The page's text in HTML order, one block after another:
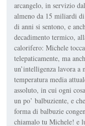
arcangelo, in servizio
almeno da 15 miliardi
di anni si sentono, e
decadimento termico,
calorifero: Michele
telepaticamente, ma
un’intelligenza lavora a
temperatura media
assoluto, in cui ogni
un po’ balbuziente, e
forma di balbuzie
chiamalo tu Michele! e